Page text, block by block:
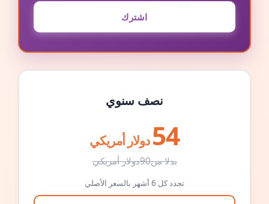
اشترك
نصف سنوي
54 دولار أمريكي
بدلا من90دولار أمريكي
تجدد كل 6 أشهر بالسعر الأصلي